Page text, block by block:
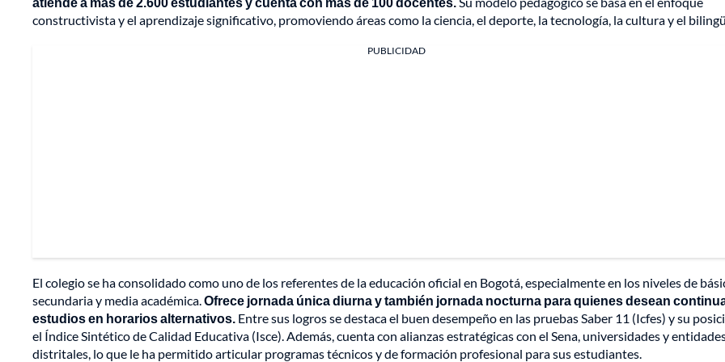
constructivista y el aprendizaje significativo, promoviendo áreas como la ciencia, el deporte, la tecnología, la cultura y el
PUBLICIDAD
El colegio se ha consolidado como uno de los referentes de la educación oficial en Bogotá, especialmente en los niveles de
secundaria y media académica.Ofrece jornada única diurna y también jornada nocturna para quienes desean
estudios en horarios alternativos. Entre sus logros se destaca el buen desempeño en las pruebas Saber 11 (Icfes) y su
el Índice Sintético de Calidad Educativa (Isce). Además, cuenta con alianzas estratégicas con el Sena, universidades y
distritales, lo que le ha permitido articular programas técnicos y de formación profesional para sus estudiantes.